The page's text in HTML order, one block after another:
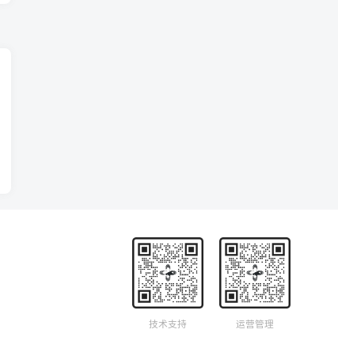
技术支持 运营管理